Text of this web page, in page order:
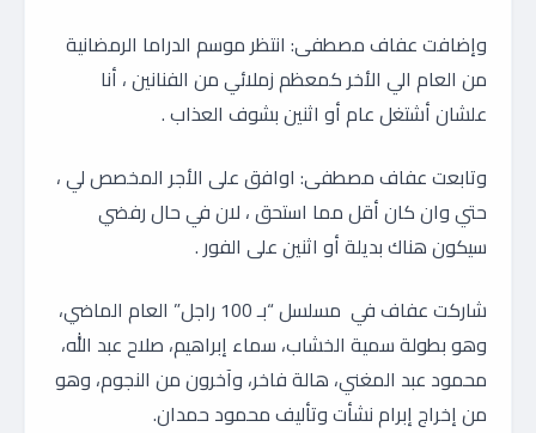
وإضافت عفاف مصطفى: انتظر موسم الدراما الرمضانية
من العام الي الأخر كمعظم زملائي من الفنانين ، أنا
علشان أشتغل عام أو اثنين بشوف العذاب .
وتابعت عفاف مصطفى: اوافق على الأجر المخصص لي ،
حتي وان كان أقل مما استحق ، لان في حال رفضي
سيكون هناك بديلة أو اثنين على الفور .
شاركت عفاف في مسلسل “بـ 100 راجل” العام الماضي،
وهو بطولة سمية الخشاب، سماء إبراهيم، صلاح عبد الله،
محمود عبد المغني، هالة فاخر، وآخرون من النجوم، وهو
من إخراج إبرام نشأت وتأليف محمود حمدان.